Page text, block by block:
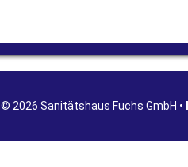
© 2026 Sanitätshaus Fuchs GmbH •